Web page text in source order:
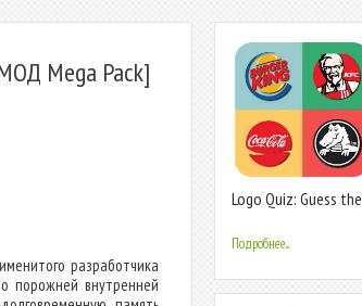
Mega Pack]
разработчика
порожней внутренней
Logo Quiz: Guess the
Подробнее...